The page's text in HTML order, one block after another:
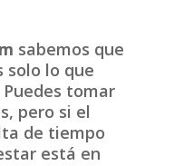
sabemos que
solo lo que
tomar
pero si el
de tiempo
está en